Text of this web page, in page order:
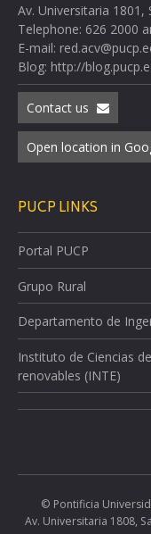
Av. Universitaria
Telephone: 626 2000
E-mail:
Blog: http://
Contact us
Open location in
PUCP LINKS
Portal PUCP
Grupo Rural
Departamento de
Instituto de Ciencias
renovables (INTE)
© Pontificia
Av. Universitaria 1808,